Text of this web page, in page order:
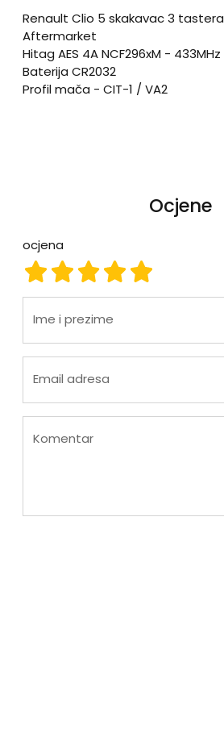
Renault Clio 5 skakavac 3 tastera
Aftermarket
Hitag AES 4A NCF296xM - 433MHz
Baterija CR2032
Profil mača - CIT-1 / VA2
Ocjene
ocjena
ocjena 5
ocjena 4
ocjena 3
ocjena 2
ocjena 1
Ime i prezime
Email adresa
Komentar